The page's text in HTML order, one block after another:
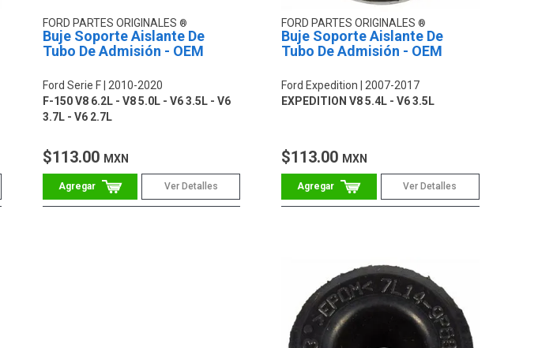
FORD PARTES ORIGINALES
Buje Soporte Aislante De
Tubo De Admisión - OEM
Ford Serie F 2010-2020
F-150 V8 6.2L - V8 5.0L - V6 3.5L - V6
3.7L - V6 2.7L
$113.00 MXN
Ver Detalles
FORD PARTES ORIGINALES
Buje Soporte Aislante De
Tubo De Admisión - OEM
Ford Expedition
2007-2017
EXPEDITION V8 5.4L - V6 3.5L
$113.00 MXN
Ver Detalles